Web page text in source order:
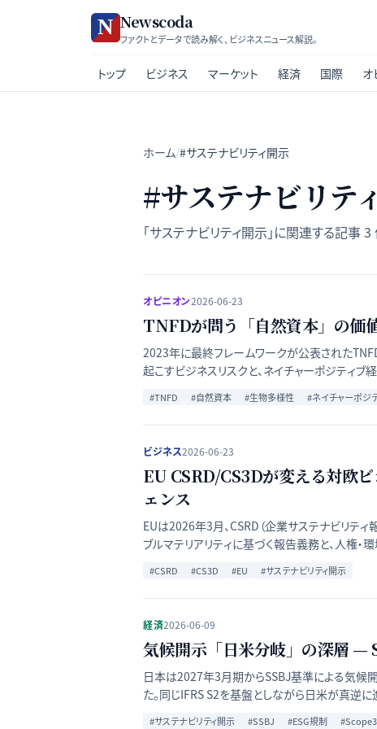
Newscoda
ファクトとデータで読み解く、ビジネスニュース解説。
トップ ビジネス マーケット 経済 国際 オ
ホーム/#サステナビリティ開示
#サステナビリテ
「サステナビリティ開示 」に関連する記事3
オピニオン2026-06-23
TNFDが問う「自然資本」の価
2023年に最終フレームワークが公表された
起こすビジネスリスクと、ネイチャーポジティブ
#TNFD #自然資本 #生物多様性 #ネイチャーポジ
ビジネス2026-06-23
EU CSRD/CS3Dが変える対欧
ェンス
EUは2026年3月、CSRD（企業サステナビリティ
ブルマテリアリティに基づく報告義務と、人権
#CSRD #CS3D #EU #サステナビリティ開示
経済2026-06-09
気候開示「日米分岐」の深層 —
日本は2027年3月期からSSBJ基準による気候
た。同じIFRS S2を基盤としながら日米が真逆
#サステナビリティ開示 #SSBJ #ESG規制 #